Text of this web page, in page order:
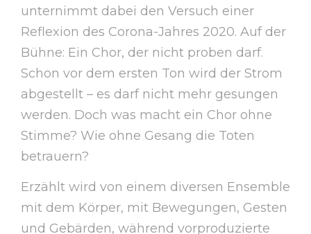
unternimmt dabei den Versuch einer
Reflexion des Corona-Jahres 2020. Auf der
Bühne: Ein Chor, der nicht proben darf.
Schon vor dem ersten Ton wird der Strom
abgestellt – es darf nicht mehr gesungen
werden. Doch was macht ein Chor ohne
Stimme? Wie ohne Gesang die Toten
betrauern?
Erzählt wird von einem diversen Ensemble
mit dem Körper, mit Bewegungen, Gesten
und Gebärden, während vorproduzierte